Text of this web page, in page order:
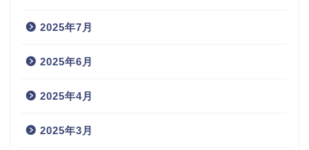
2025年7月
2025年6月
2025年4月
2025年3月